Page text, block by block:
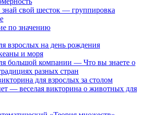
знай свой шесток — группировка
по значению
взрослых на день рождения
и моря
большой компании — Что вы знаете о
разных стран
для взрослых за столом
— веселая викторина о животных для